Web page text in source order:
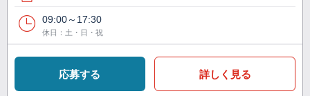
09:00～17:30
休日：土・日・祝
応募する 詳しく見る